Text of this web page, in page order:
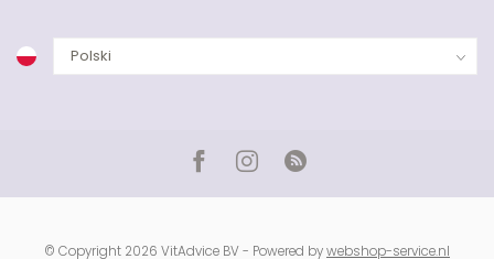
© Copyright 2026 VitAdvice BV - Powered bywebshop-service.nl